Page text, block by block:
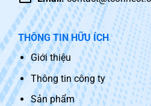
THÔNG TIN HỮU ÍCH
Giới thiệu
Thông tin công ty
Sản phẩm